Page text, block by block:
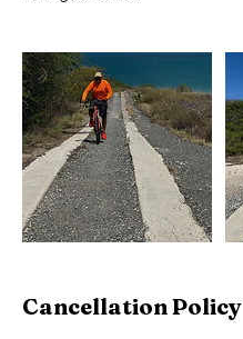
Cancellation Policy